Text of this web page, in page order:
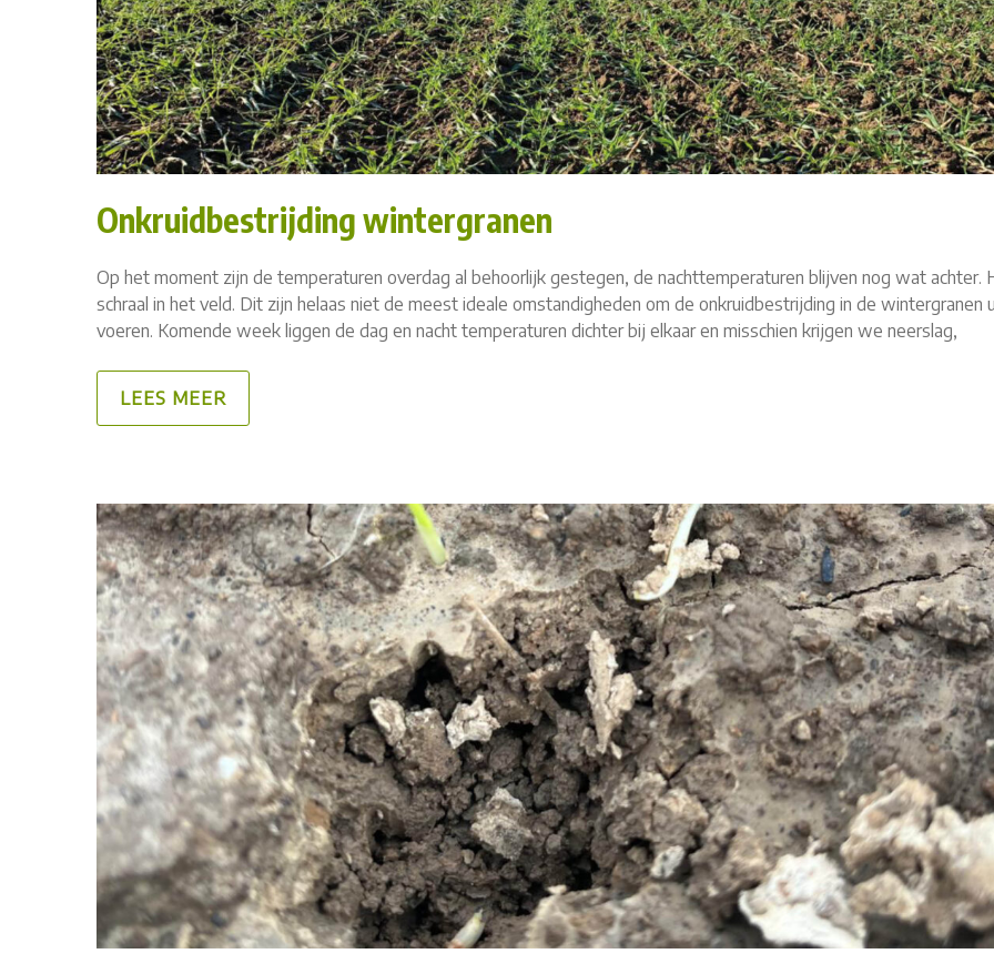
Onkruidbestrijding wintergranen
Op het moment zijn de temperaturen overdag al behoorlijk gestegen, de nachttemperaturen blijven nog wat achter.
schraal in het veld. Dit zijn helaas niet de meest ideale omstandigheden om de onkruidbestrijding in de wintergranen
voeren. Komende week liggen de dag en nacht temperaturen dichter bij elkaar en misschien krijgen we neerslag,
LEES MEER